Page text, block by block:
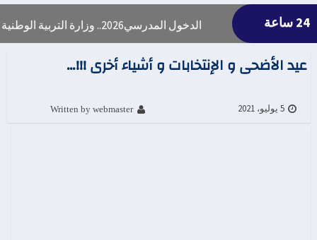
24 ساعة الدخول المدرسي2026.. وزارة التربية الوطنية تعلن موعد التحاق إلتلاميذ والأطرالإدارية والتربوية
عيد الأضحى و الإنتخابات و أشياء أخرى !!!…
5 يوليو، 2021 Written by webmaster